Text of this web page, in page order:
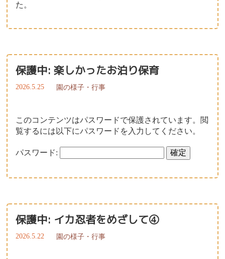
た。
保護中: 楽しかったお泊り保育
2026.5.25 園の様子・行事
このコンテンツはパスワードで保護されています。閲
覧するには以下にパスワードを入力してください。
パスワード:
保護中: イカ忍者をめざして④
2026.5.22 園の様子・行事